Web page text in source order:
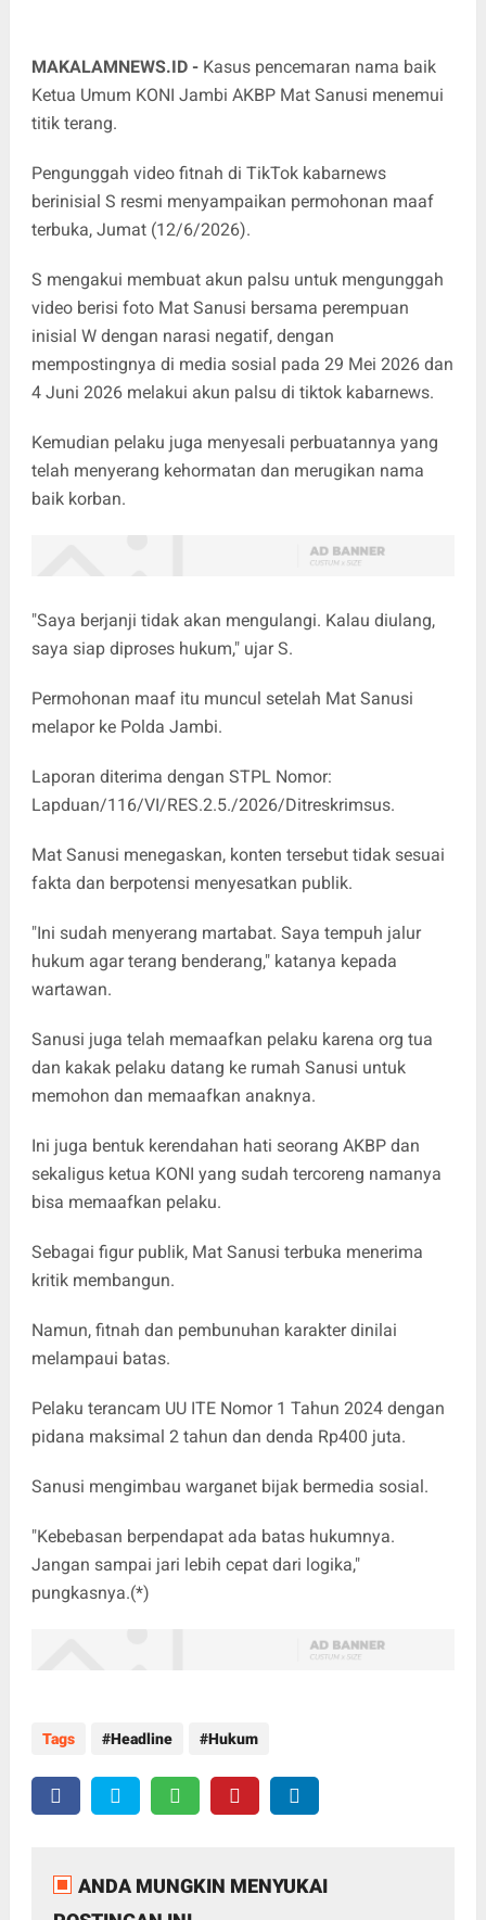
MAKALAMNEWS.ID - Kasus pencemaran nama baik
Ketua Umum KONI Jambi AKBP Mat Sanusi menemui
titik terang.
Pengunggah video fitnah di TikTok kabarnews
berinisial S resmi menyampaikan permohonan maaf
terbuka, Jumat (12/6/2026).
S mengakui membuat akun palsu untuk mengunggah
video berisi foto Mat Sanusi bersama perempuan
inisial W dengan narasi negatif, dengan
mempostingnya di media sosial pada 29 Mei 2026 dan
4 Juni 2026 melakui akun palsu di tiktok kabarnews.
Kemudian pelaku juga menyesali perbuatannya yang
telah menyerang kehormatan dan merugikan nama
baik korban.
"Saya berjanji tidak akan mengulangi. Kalau diulang,
saya siap diproses hukum," ujar S.
Permohonan maaf itu muncul setelah Mat Sanusi
melapor ke Polda Jambi.
Laporan diterima dengan STPL Nomor:
Lapduan/116/VI/RES.2.5./2026/Ditreskrimsus.
Mat Sanusi menegaskan, konten tersebut tidak sesuai
fakta dan berpotensi menyesatkan publik.
"Ini sudah menyerang martabat. Saya tempuh jalur
hukum agar terang benderang," katanya kepada
wartawan.
Sanusi juga telah memaafkan pelaku karena org tua
dan kakak pelaku datang ke rumah Sanusi untuk
memohon dan memaafkan anaknya.
Ini juga bentuk kerendahan hati seorang AKBP dan
sekaligus ketua KONI yang sudah tercoreng namanya
bisa memaafkan pelaku.
Sebagai figur publik, Mat Sanusi terbuka menerima
kritik membangun.
Namun, fitnah dan pembunuhan karakter dinilai
melampaui batas.
Pelaku terancam UU ITE Nomor 1 Tahun 2024 dengan
pidana maksimal 2 tahun dan denda Rp400 juta.
Sanusi mengimbau warganet bijak bermedia sosial.
"Kebebasan berpendapat ada batas hukumnya.
Jangan sampai jari lebih cepat dari logika,"
pungkasnya.(*)
Tags Headline Hukum
ANDA MUNGKIN MENYUKAI